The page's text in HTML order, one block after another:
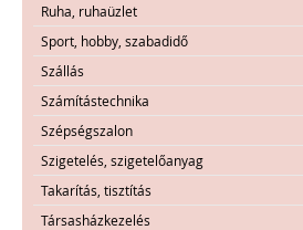
Ruha, ruhaüzlet
Sport, hobby, szabadidő
Szállás
Számítástechnika
Szépségszalon
Szigetelés, szigetelőanyag
Takarítás, tisztítás
Társasházkezelés